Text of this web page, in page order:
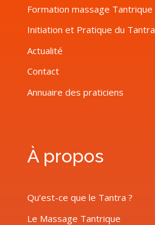
Formation massage Tantrique
Initiation et Pratique du Tantra
Actualité
Contact
Annuaire des praticiens
À propos
Qu’est-ce que le Tantra ?
Le Massage Tantrique